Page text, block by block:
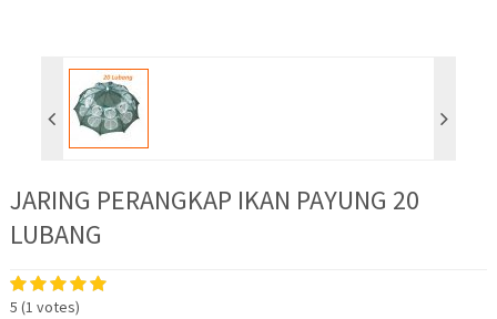
JARING PERANGKAP IKAN PAYUNG 20
LUBANG
5 (1 votes)